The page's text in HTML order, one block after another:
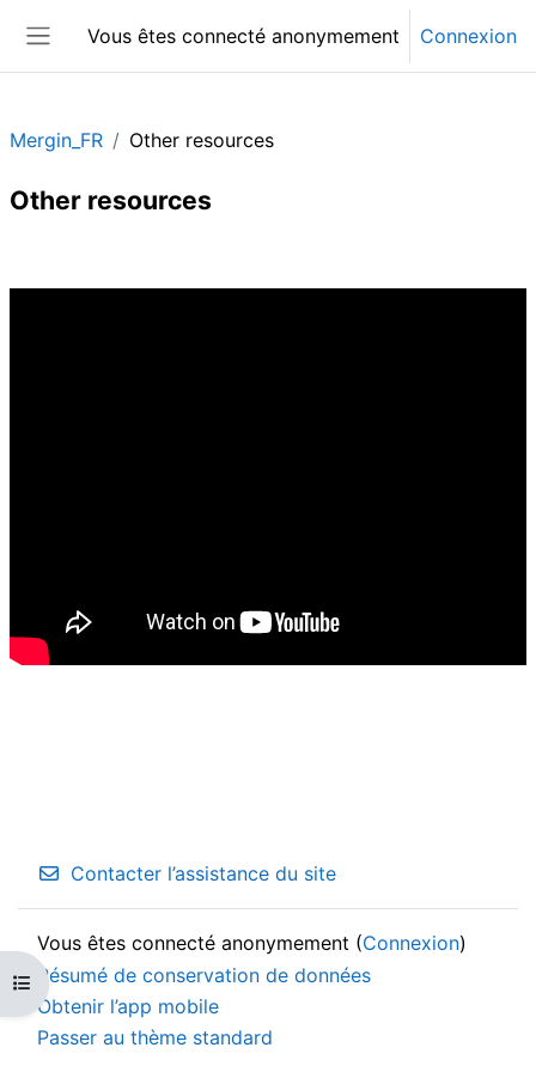
Vous êtes connecté anonymement Connexion
Ouvrir l’index du cours
Mergin_FR Other resources
Other resources
Contacter l’assistance du site
Vous êtes connecté anonymement (Connexion)
Résumé de conservation de données
Obtenir l’app mobile
Passer au thème standard